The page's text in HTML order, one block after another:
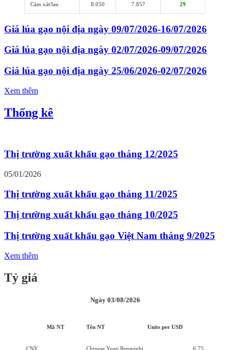
Cám xát/lau 8.050 7.857 29
Giá lúa gạo nội địa ngày 09/07/2026-16/07/2026
Giá lúa gạo nội địa ngày 02/07/2026-09/07/2026
Giá lúa gạo nội địa ngày 25/06/2026-02/07/2026
Xem thêm
Thống kê
Thị trường xuất khẩu gạo tháng 12/2025
05/01/2026
Thị trường xuất khẩu gạo tháng 11/2025
Thị trường xuất khẩu gạo tháng 10/2025
Thị trường xuất khẩu gạo Việt Nam tháng 9/2025
Xem thêm
Tỷ giá
Ngày 03/08/2026
Mã NT Tên NT Units per USD
CNY Chinese Yuan Renminbi 6,75